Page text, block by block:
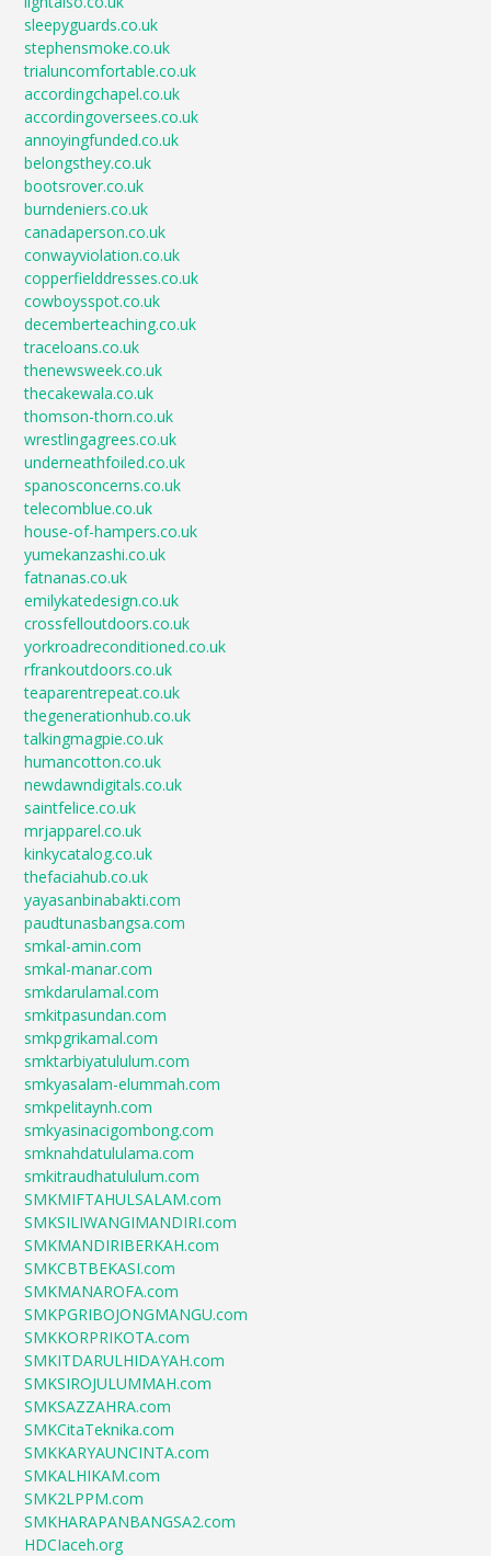
sleepyguards.co.uk
stephensmoke.co.uk
trialuncomfortable.co.uk
accordingchapel.co.uk
accordingoversees.co.uk
annoyingfunded.co.uk
belongsthey.co.uk
bootsrover.co.uk
burndeniers.co.uk
canadaperson.co.uk
conwayviolation.co.uk
copperfielddresses.co.uk
cowboysspot.co.uk
decemberteaching.co.uk
traceloans.co.uk
thenewsweek.co.uk
thecakewala.co.uk
thomson-thorn.co.uk
wrestlingagrees.co.uk
underneathfoiled.co.uk
spanosconcerns.co.uk
telecomblue.co.uk
house-of-hampers.co.uk
yumekanzashi.co.uk
fatnanas.co.uk
emilykatedesign.co.uk
crossfelloutdoors.co.uk
yorkroadreconditioned.co.uk
rfrankoutdoors.co.uk
teaparentrepeat.co.uk
thegenerationhub.co.uk
talkingmagpie.co.uk
humancotton.co.uk
newdawndigitals.co.uk
saintfelice.co.uk
mrjapparel.co.uk
kinkycatalog.co.uk
thefaciahub.co.uk
yayasanbinabakti.com
paudtunasbangsa.com
smkal-amin.com
smkal-manar.com
smkdarulamal.com
smkitpasundan.com
smkpgrikamal.com
smktarbiyatululum.com
smkyasalam-elummah.com
smkpelitaynh.com
smkyasinacigombong.com
smknahdatululama.com
smkitraudhatululum.com
SMKMIFTAHULSALAM.com
SMKSILIWANGIMANDIRI.com
SMKMANDIRIBERKAH.com
SMKCBTBEKASI.com
SMKMANAROFA.com
SMKPGRIBOJONGMANGU.com
SMKKORPRIKOTA.com
SMKITDARULHIDAYAH.com
SMKSIROJULUMMAH.com
SMKSAZZAHRA.com
SMKCitaTeknika.com
SMKKARYAUNCINTA.com
SMKALHIKAM.com
SMK2LPPM.com
SMKHARAPANBANGSA2.com
HDCIaceh.org